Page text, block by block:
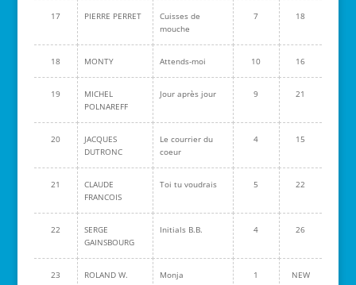
17 PIERRE PERRET
Cuisses de
mouche
7 18
18 MONTY Attends-moi 10 16
19
MICHEL
POLNAREFF
Jour après jour 9 21
20
JACQUES
DUTRONC
Le courrier du
coeur
4 15
21
CLAUDE
FRANCOIS
Toi tu voudrais 5 22
22
SERGE
GAINSBOURG
Initials B.B. 4 26
23 ROLAND W. Monja 1 NEW